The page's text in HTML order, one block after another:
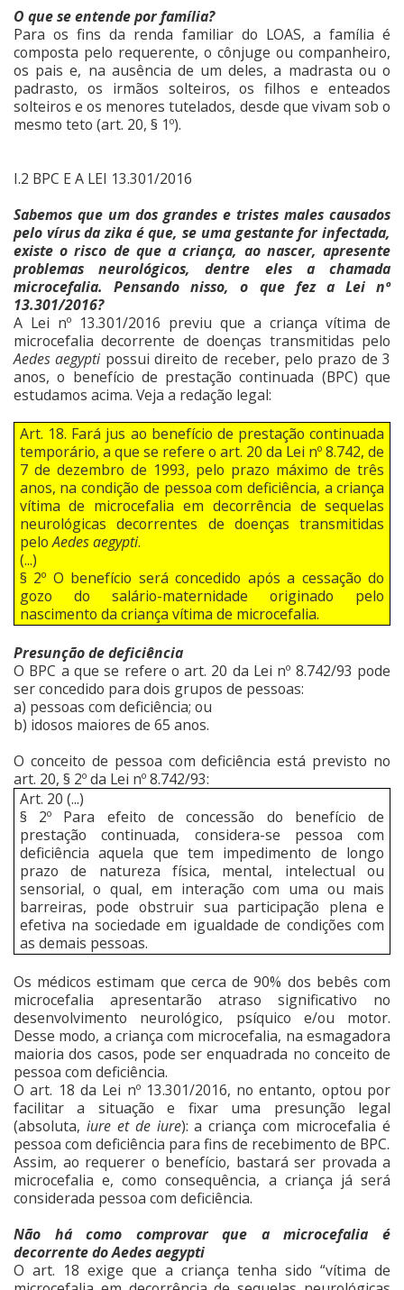
O que se entende por família?
Para os fins da renda familiar do LOAS, a família é
composta pelo requerente, o cônjuge ou companheiro,
os pais e, na ausência de um deles, a madrasta ou o
padrasto, os irmãos solteiros, os filhos e enteados
solteiros e os menores tutelados, desde que vivam sob o
mesmo teto (art. 20, § 1º).
I.2 BPC E A LEI 13.301/2016
Sabemos que um dos grandes e tristes males causados
pelo vírus da zika é que, se uma gestante for infectada,
existe o risco de que a criança, ao nascer, apresente
problemas neurológicos, dentre eles a chamada
microcefalia. Pensando nisso, o que fez a Lei nº
13.301/2016?
A Lei nº 13.301/2016 previu que a criança vítima de
microcefalia decorrente de doenças transmitidas pelo
Aedes aegypti possui direito de receber, pelo prazo de 3
anos, o benefício de prestação continuada (BPC) que
estudamos acima. Veja a redação legal:
Art. 18. Fará jus ao benefício de prestação continuada
temporário, a que se refere o art. 20 da Lei nº 8.742, de
7 de dezembro de 1993, pelo prazo máximo de três
anos, na condição de pessoa com deficiência, a criança
vítima de microcefalia em decorrência de sequelas
neurológicas decorrentes de doenças transmitidas
peloAedes aegypti.
(...)
§ 2º O benefício será concedido após a cessação do
gozo do salário-maternidade originado pelo
nascimento da criança vítima de microcefalia.
Presunção de deficiência
O BPC a que se refere o art. 20 da Lei nº 8.742/93 pode
ser concedido para dois grupos de pessoas:
a) pessoas com deficiência; ou
b) idosos maiores de 65 anos.
O conceito de pessoa com deficiência está previsto no
art. 20, § 2º da Lei nº 8.742/93:
Art. 20 (...)
§ 2º Para efeito de concessão do benefício de
prestação continuada, considera-se pessoa com
deficiência aquela que tem impedimento de longo
prazo de natureza física, mental, intelectual ou
sensorial, o qual, em interação com uma ou mais
barreiras, pode obstruir sua participação plena e
efetiva na sociedade em igualdade de condições com
as demais pessoas.
Os médicos estimam que cerca de 90% dos bebês com
microcefalia apresentarão atraso significativo no
desenvolvimento neurológico, psíquico e/ou motor.
Desse modo, a criança com microcefalia, na esmagadora
maioria dos casos, pode ser enquadrada no conceito de
pessoa com deficiência.
O art. 18 da Lei nº 13.301/2016, no entanto, optou por
facilitar a situação e fixar uma presunção legal
(absoluta, iure et de iure): a criança com microcefalia é
pessoa com deficiência para fins de recebimento de BPC.
Assim, ao requerer o benefício, bastará ser provada a
microcefalia e, como consequência, a criança já será
considerada pessoa com deficiência.
Não há como comprovar que a microcefalia é
decorrente do Aedes aegypti
O art. 18 exige que a criança tenha sido “vítima de